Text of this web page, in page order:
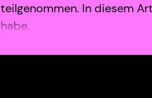
teilgenommen. In diesem
habe.